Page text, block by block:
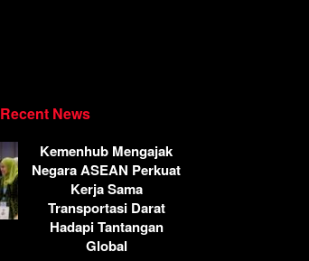
Recent News
Kemenhub Mengajak
Negara ASEAN Perkuat
Kerja Sama
Transportasi Darat
Hadapi Tantangan
Global